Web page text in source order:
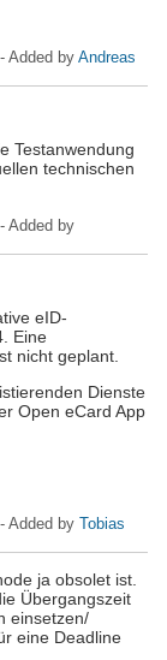
- Added by Andreas
Testanwendung
technischen
- Added by
eID-
Eine
nicht geplant.
Dienste
Open eCard App
- Added by Tobias
ja obsolet ist.
Übergangszeit
einsetzen/
eine Deadline